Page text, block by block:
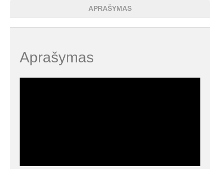
APRAŠYMAS
Aprašymas